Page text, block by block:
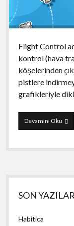
Flight Control
kontrol (hava
köşelerinden
pistlere
grafikleriyle
Devamını OkuFlight
Yan
Menü
SON YAZILAR
Habitica